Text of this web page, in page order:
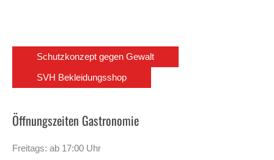
Schutzkonzept gegen Gewalt
SVH Bekleidungsshop
Öffnungszeiten Gastronomie
Freitags: ab 17:00 Uhr